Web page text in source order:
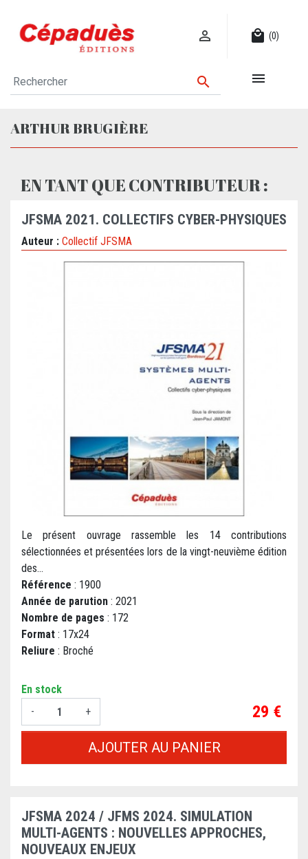
 local_mall (0)
 
ARTHUR BRUGIÈRE
EN TANT QUE CONTRIBUTEUR :
JFSMA 2021. COLLECTIFS CYBER-PHYSIQUES
Auteur : Collectif JFSMA
Le présent ouvrage rassemble les 14 contributions
sélectionnées et présentées lors de la vingt-neuvième édition
des...
Référence : 1900
Année de parution : 2021
Nombre de pages : 172
Format : 17x24
Reliure : Broché
En stock
-
+ Prix
29 €
AJOUTER AU PANIER
JFSMA 2024 / JFMS 2024. SIMULATION
MULTI-AGENTS : NOUVELLES APPROCHES,
NOUVEAUX ENJEUX